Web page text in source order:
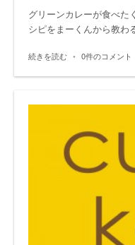
グリーンカレーが食べた
シピをまーくんから教わる
続きを読む • 0件のコメント